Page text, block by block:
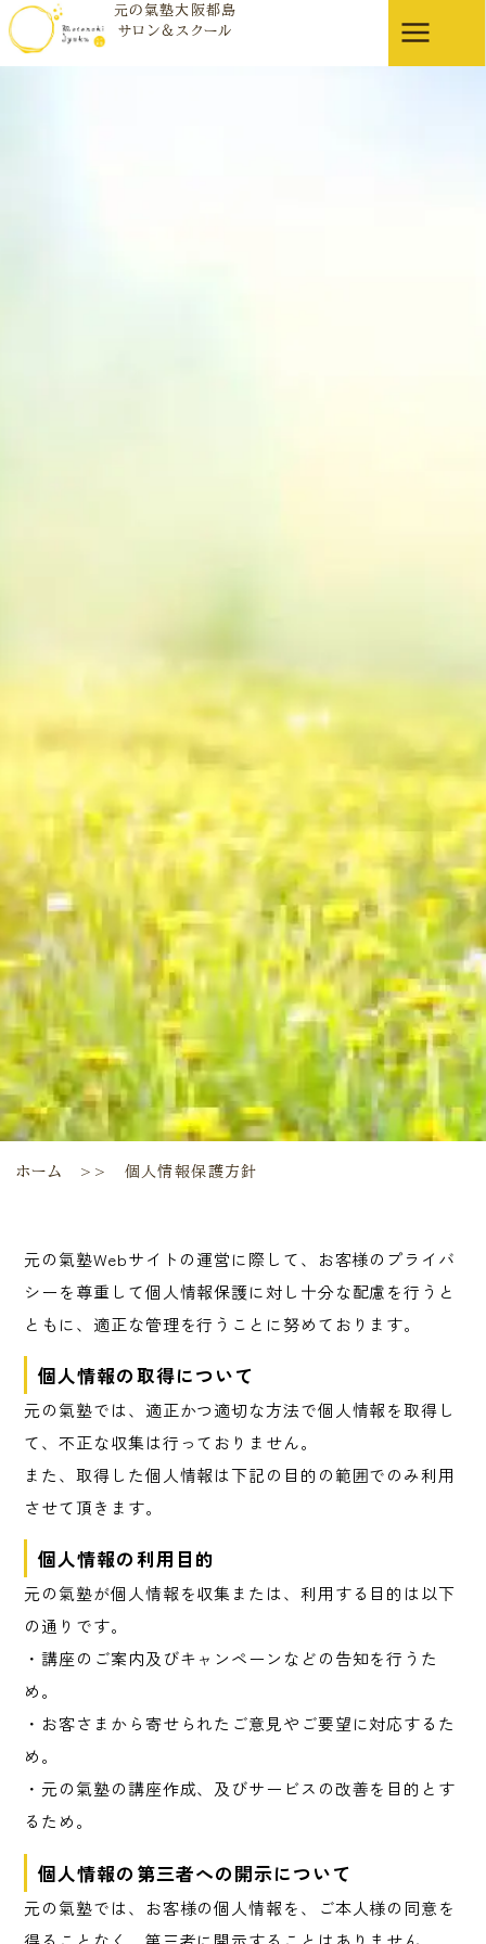
元の氣塾大阪都島
サロン＆スクール
プライバシーポリシー
ホーム ＞＞ 個人情報保護方針
元の氣塾Webサイトの運営に際して、お客様のプライバ
シーを尊重して個人情報保護に対し十分な配慮を行うと
ともに、適正な管理を行うことに努めております。
個人情報の取得について
元の氣塾では、適正かつ適切な方法で個人情報を取得し
て、不正な収集は行っておりません。
また、取得した個人情報は下記の目的の範囲でのみ利用
させて頂きます。
個人情報の利用目的
元の氣塾が個人情報を収集または、利用する目的は以下
の通りです。
・講座のご案内及びキャンペーンなどの告知を行うた
め。
・お客さまから寄せられたご意見やご要望に対応するた
め。
・元の氣塾の講座作成、及びサービスの改善を目的とす
るため。
個人情報の第三者への開示について
元の氣塾では、お客様の個人情報を、ご本人様の同意を